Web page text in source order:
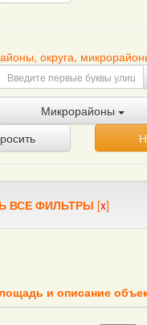
округа,
Микрорайоны
ВСЕ ФИЛЬТРЫ [x]
и описание